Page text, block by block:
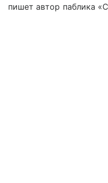
пишет автор паблика